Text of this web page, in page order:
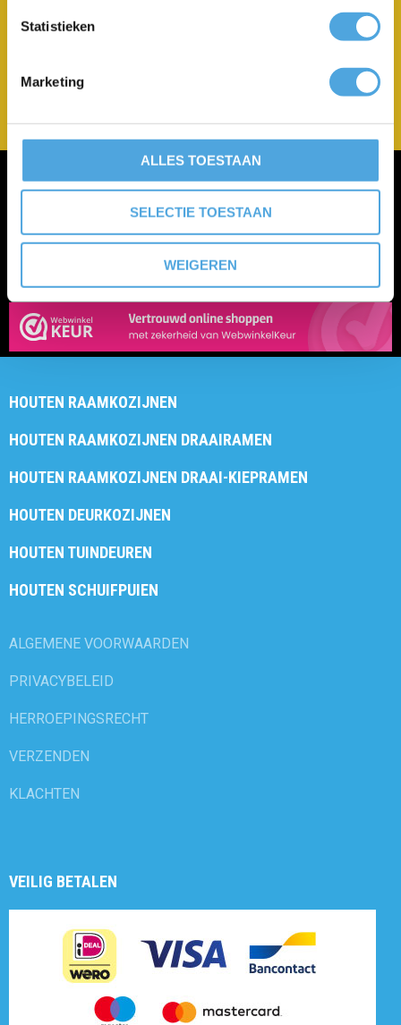
Statistieken
Marketing
ALLES TOESTAAN
SELECTIE TOESTAAN
WEIGEREN
Heb je een vraag? Je krijgt snel een goed antwoord of
de juiste hulp.
Al onze producten maken wij zelf! Geen andere
HOUTEN KOZIJNEN LOODS
EVERDENBERG 63
KLANTENSERVICE
4902 TT OOSTERHOUT
INFO@HOUTENKOZIJNENLOODS.NL
HOUTEN RAAMKOZIJNEN
HOUTEN RAAMKOZIJNEN DRAAIRAMEN
HOUTEN RAAMKOZIJNEN DRAAI-KIEPRAMEN
HOUTEN DEURKOZIJNEN
HOUTEN TUINDEUREN
HOUTEN SCHUIFPUIEN
ALGEMENE VOORWAARDEN
PRIVACYBELEID
HERROEPINGSRECHT
VERZENDEN
KLACHTEN
VEILIG BETALEN